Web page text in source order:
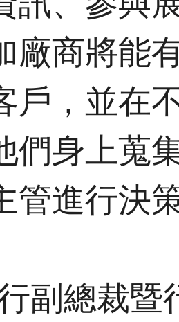
廠商將能
戶，並在
們身上蒐
管進行決
副總裁暨